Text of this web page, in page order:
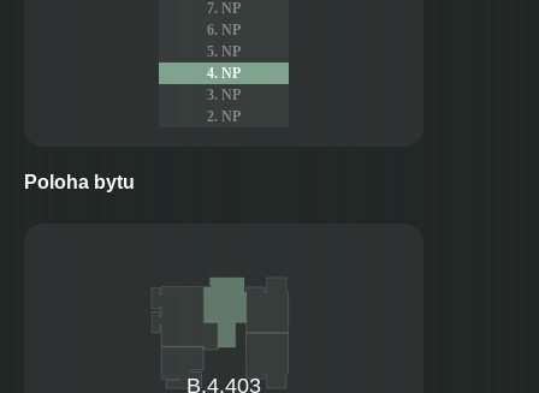
7. NP
6. NP
5. NP
4. NP
3. NP
2. NP
Poloha bytu
B.4.403